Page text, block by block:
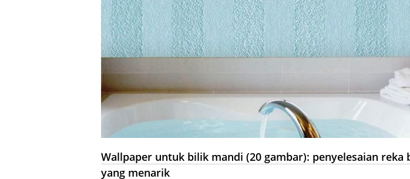
Wallpaper untuk bilik mandi (20 gambar): penyelesaian reka
yang menarik